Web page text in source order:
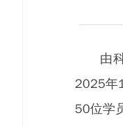
由科
2025年
50位学